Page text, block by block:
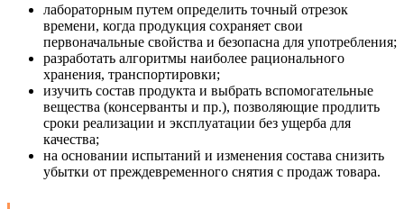
лабораторным путем определить точный отрезок
времени, когда продукция сохраняет свои
первоначальные свойства и безопасна для употребления;
разработать алгоритмы наиболее рационального
хранения, транспортировки;
изучить состав продукта и выбрать вспомогательные
вещества (консерванты и пр.), позволяющие продлить
сроки реализации и эксплуатации без ущерба для
качества;
на основании испытаний и изменения состава снизить
убытки от преждевременного снятия с продаж товара.